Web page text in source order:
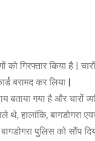
गिरफ्तार किया है |
बरामद कर लिया |
बताया गया है और चारों
थे, हालांकि, बागडोगरा
पुलिस को सौंप